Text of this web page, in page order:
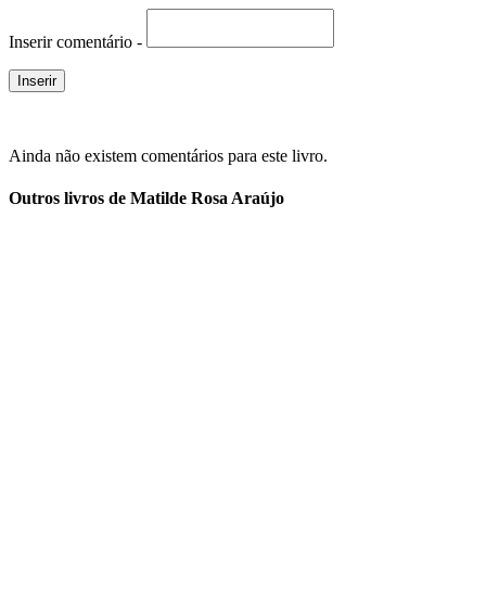
Inserir comentário -
Ainda não existem comentários para este livro.
Outros livros de Matilde Rosa Araújo